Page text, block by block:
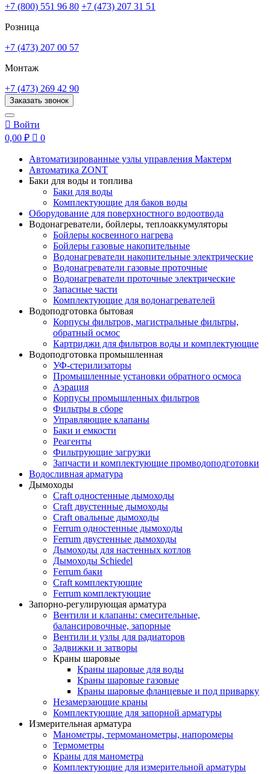
+7 (800) 551 96 80 +7 (473) 207 31 51
Розница
+7 (473) 207 00 57
Монтаж
+7 (473) 269 42 90
Заказать звонок
 Войти
0,00 ₽  0
Автоматизированные узлы управления Мактерм
Автоматика ZONT
Баки для воды и топлива
Баки для воды
Комплектующие для баков воды
Оборудование для поверхностного водоотвода
Водонагреватели, бойлеры, теплоаккумуляторы
Бойлеры косвенного нагрева
Бойлеры газовые накопительные
Водонагреватели накопительные электрические
Водонагреватели газовые проточные
Водонагреватели проточные электрические
Запасные части
Комплектующие для водонагревателей
Водоподготовка бытовая
Корпусы фильтров, магистральные фильтры,
обратный осмос
Картриджи для фильтров воды и комплектующие
Водоподготовка промышленная
УФ-стерилизаторы
Промышленные установки обратного осмоса
Аэрация
Корпусы промышленных фильтров
Фильтры в сборе
Управляющие клапаны
Баки и емкости
Реагенты
Фильтрующие загрузки
Запчасти и комплектующие промводоподготовки
Водосливная арматура
Дымоходы
Craft одностенные дымоходы
Craft двустенные дымоходы
Craft овальные дымоходы
Ferrum одностенные дымоходы
Ferrum двустенные дымоходы
Дымоходы для настенных котлов
Дымоходы Schiedel
Ferrum баки
Craft комплектующие
Ferrum комплектующие
Запорно-регулирующая арматура
Вентили и клапаны: смесительные,
балансировочные, запорные
Вентили и узлы для радиаторов
Задвижки и затворы
Краны шаровые
Краны шаровые для воды
Краны шаровые газовые
Краны шаровые фланцевые и под приварку
Незамерзающие краны
Комплектующие для запорной арматуры
Измерительная арматура
Манометры, термоманометры, напоромеры
Термометры
Краны для манометра
Комплектующие для измерительной арматуры